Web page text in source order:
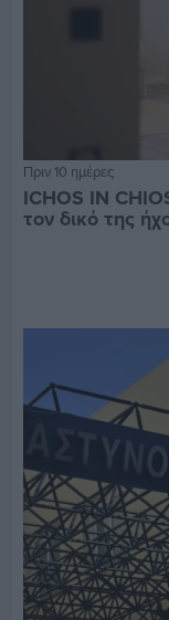
Πριν 10 ημέρες
ICHOS IN
τον δικό της